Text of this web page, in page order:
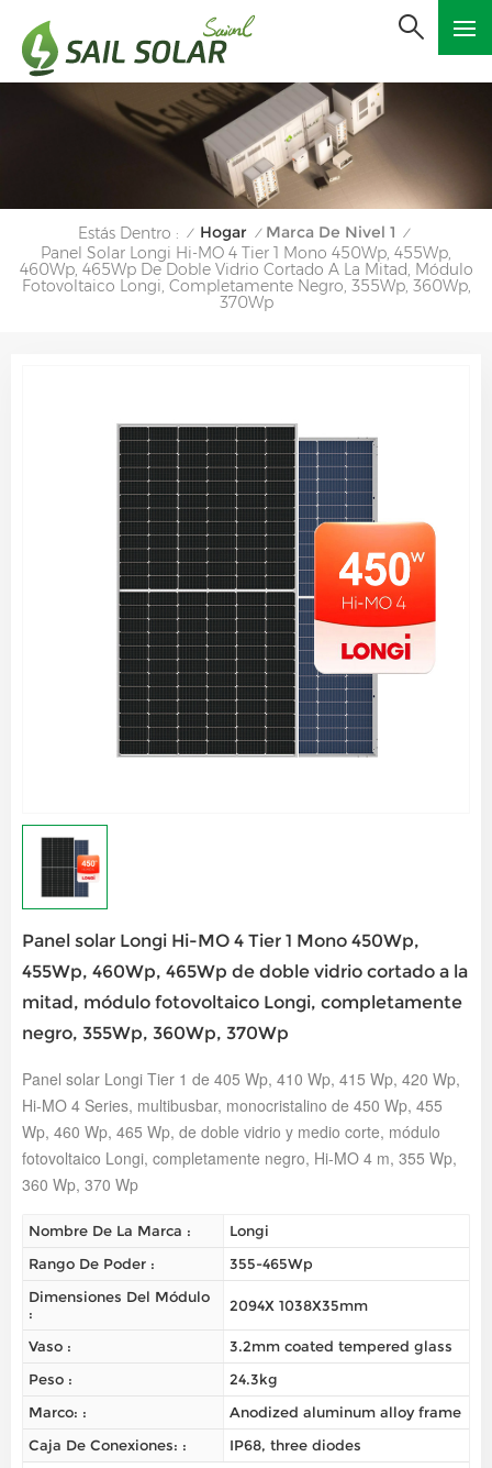
Estás Dentro : / Hogar / Marca De Nivel 1 /
Panel Solar Longi Hi-MO 4 Tier 1 Mono 450Wp, 455Wp,
460Wp, 465Wp De Doble Vidrio Cortado A La Mitad, Módulo
Fotovoltaico Longi, Completamente Negro, 355Wp, 360Wp,
370Wp
Panel solar Longi Hi-MO 4 Tier 1 Mono 450Wp,
455Wp, 460Wp, 465Wp de doble vidrio cortado a la
mitad, módulo fotovoltaico Longi, completamente
negro, 355Wp, 360Wp, 370Wp
Panel solar Longi Tier 1 de 405 Wp, 410 Wp, 415 Wp, 420 Wp,
Hi-MO 4 Series, multibusbar, monocristalino de 450 Wp, 455
Wp, 460 Wp, 465 Wp, de doble vidrio y medio corte, módulo
fotovoltaico Longi, completamente negro, Hi-MO 4 m, 355 Wp,
360 Wp, 370 Wp
Nombre De La Marca :
Longi
Rango De Poder :
355-465Wp
Dimensiones Del Módulo
:
2094X 1038X35mm
Vaso :
3.2mm coated tempered glass
Peso :
24.3kg
Marco: :
Anodized aluminum alloy frame
Caja De Conexiones: :
IP68, three diodes